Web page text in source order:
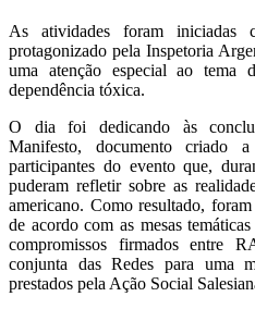
As atividades foram iniciadas
protagonizado pela Inspetoria
uma atenção especial ao tema
dependência tóxica.
O dia foi dedicando às
Manifesto, documento criado
participantes do evento que,
puderam refletir sobre as
americano. Como resultado,
de acordo com as mesas
compromissos firmados entre
conjunta das Redes para uma
prestados pela Ação Social